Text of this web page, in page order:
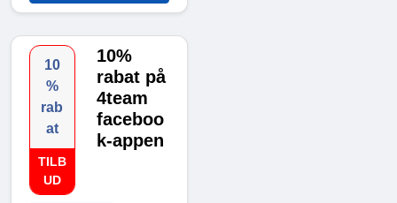
10
%
rab
at
TILB
UD
10%
rabat på
4team
faceboo
k-appen